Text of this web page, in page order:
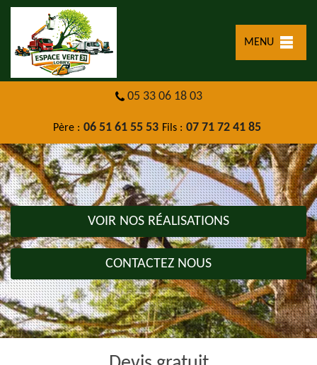
MENU
05 33 06 18 03
Père : 06 51 61 55 53 Fils : 07 71 72 41 85
VOIR NOS RÉALISATIONS
CONTACTEZ NOUS